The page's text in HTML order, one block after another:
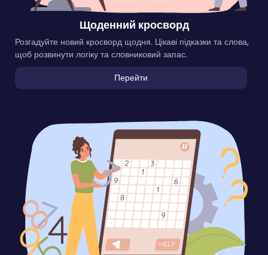
Щоденний кросворд
Розгадуйте новий кросворд щодня. Цікаві підказки та слова,
щоб розвинути логіку та словниковий запас.
Перейти